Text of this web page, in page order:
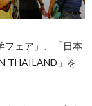
フェア」、「日本
THAILAND」を